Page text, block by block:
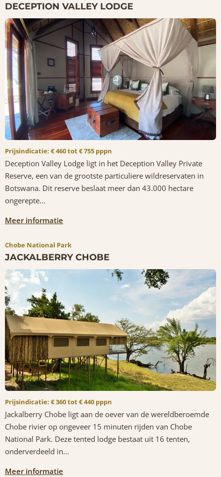
DECEPTION VALLEY LODGE
Prijsindicatie: € 460 tot € 755 pppn
Deception Valley Lodge ligt in het Deception Valley Private
Reserve, een van de grootste particuliere wildreservaten in
Botswana. Dit reserve beslaat meer dan 43.000 hectare
ongerepte...
Meer informatie
Chobe National Park
JACKALBERRY CHOBE
Prijsindicatie: € 360 tot € 440 pppn
Jackalberry Chobe ligt aan de oever van de wereldberoemde
Chobe rivier op ongeveer 15 minuten rijden van Chobe
National Park. Deze tented lodge bestaat uit 16 tenten,
onderverdeeld in...
Meer informatie